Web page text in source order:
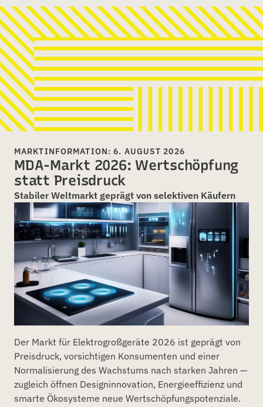
MARKTINFORMATION: 6. AUGUST 2026
MDA-Markt 2026: Wertschöpfung
statt Preisdruck
Stabiler Weltmarkt geprägt von selektiven Käufern
Der Markt für Elektrogroßgeräte 2026 ist geprägt von
Preisdruck, vorsichtigen Konsumenten und einer
Normalisierung des Wachstums nach starken Jahren —
zugleich öffnen Designinnovation, Energieeffizienz und
smarte Ökosysteme neue Wertschöpfungspotenziale.